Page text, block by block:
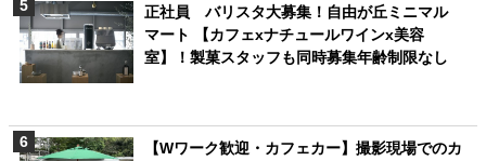
正社員 バリスタ大募集！自由が丘ミニマル
マート 【カフェxナチュールワインx美容
室】！製菓スタッフも同時募集年齢制限なし
【Wワーク歓迎・カフェカー】撮影現場でのカ